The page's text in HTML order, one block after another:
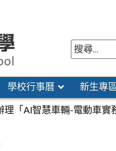
學校行事曆 新生專
「AI智慧車輛-電動車實